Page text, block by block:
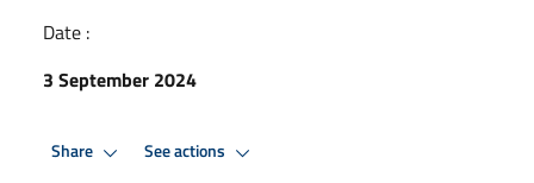
Date :
3 September 2024
Share See actions